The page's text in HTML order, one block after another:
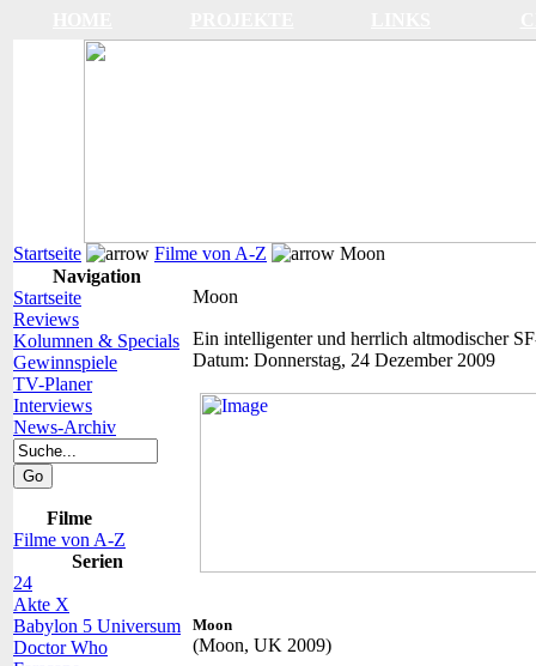
Startseite Filme von A-Z
Moon
Navigation
Startseite
Reviews
Kolumnen & Specials
Gewinnspiele
TV-Planer
Interviews
News-Archiv
Filme
Filme von A-Z
Serien
24
Akte X
Babylon 5 Universum
Doctor Who
Moon
Ein intelligenter und herrlich altmodischer
Datum: Donnerstag, 24 Dezember 2009
Moon
(Moon, UK 2009)